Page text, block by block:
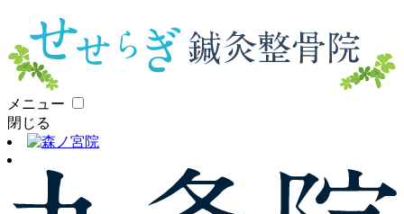
メニュー
閉じる